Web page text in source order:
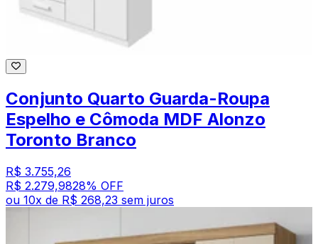
Conjunto Quarto Guarda-Roupa
Espelho e Cômoda MDF Alonzo
Toronto Branco
R$ 3.755,26
R$ 2.279,9828% OFF
ou 10x de R$ 268,23 sem juros